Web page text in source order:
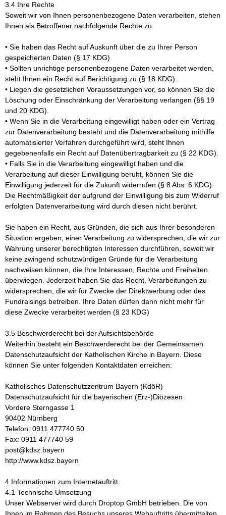
3.4 Ihre Rechte
Soweit wir von Ihnen personenbezogene Daten verarbeiten, stehen
Ihnen als Betroffener nachfolgende Rechte zu:
• Sie haben das Recht auf Auskunft über die zu Ihrer Person
gespeicherten Daten (§ 17 KDG)
• Sollten unrichtige personenbezogene Daten verarbeitet werden,
steht Ihnen ein Recht auf Berichtigung zu (§ 18 KDG).
• Liegen die gesetzlichen Voraussetzungen vor, so können Sie die
Löschung oder Einschränkung der Verarbeitung verlangen (§§ 19
und 20 KDG).
• Wenn Sie in die Verarbeitung eingewilligt haben oder ein Vertrag
zur Datenverarbeitung besteht und die Datenverarbeitung mithilfe
automatisierter Verfahren durchgeführt wird, steht Ihnen
gegebenenfalls ein Recht auf Datenübertragbarkeit zu (§ 22 KDG).
• Falls Sie in die Verarbeitung eingewilligt haben und die
Verarbeitung auf dieser Einwilligung beruht, können Sie die
Einwilligung jederzeit für die Zukunft widerrufen (§ 8 Abs. 6 KDG).
Die Rechtmäßigkeit der aufgrund der Einwilligung bis zum Widerruf
erfolgten Datenverarbeitung wird durch diesen nicht berührt.
Sie haben ein Recht, aus Gründen, die sich aus Ihrer besonderen
Situation ergeben, einer Verarbeitung zu widersprechen, die wir zur
Wahrung unserer berechtigten Interessen durchführen, soweit wir
keine zwingend schutzwürdigen Gründe für die Verarbeitung
nachweisen können, die Ihre Interessen, Rechte und Freiheiten
überwiegen. Jederzeit haben Sie das Recht, Verarbeitungen zu
widersprechen, die wir für Zwecke der Direktwerbung oder des
Fundraisings betreiben. Ihre Daten dürfen dann nicht mehr für
diese Zwecke verarbeitet werden (§ 23 KDG)
3.5 Beschwerderecht bei der Aufsichtsbehörde
Weiterhin besteht ein Beschwerderecht bei der Gemeinsamen
Datenschutzaufsicht der Katholischen Kirche in Bayern. Diese
können Sie unter folgenden Kontaktdaten erreichen:
Katholisches Datenschutzzentrum Bayern (KdöR)
Datenschutzaufsicht für die bayerischen (Erz-)Diözesen
Vordere Sterngasse 1
90402 Nürnberg
Telefon: 0911 477740 50
Fax: 0911 477740 59
post@kdsz.bayern
http://www.kdsz.bayern
4 Informationen zum Internetauftritt
4.1 Technische Umsetzung
Unser Webserver wird durch Droptop GmbH betrieben. Die von